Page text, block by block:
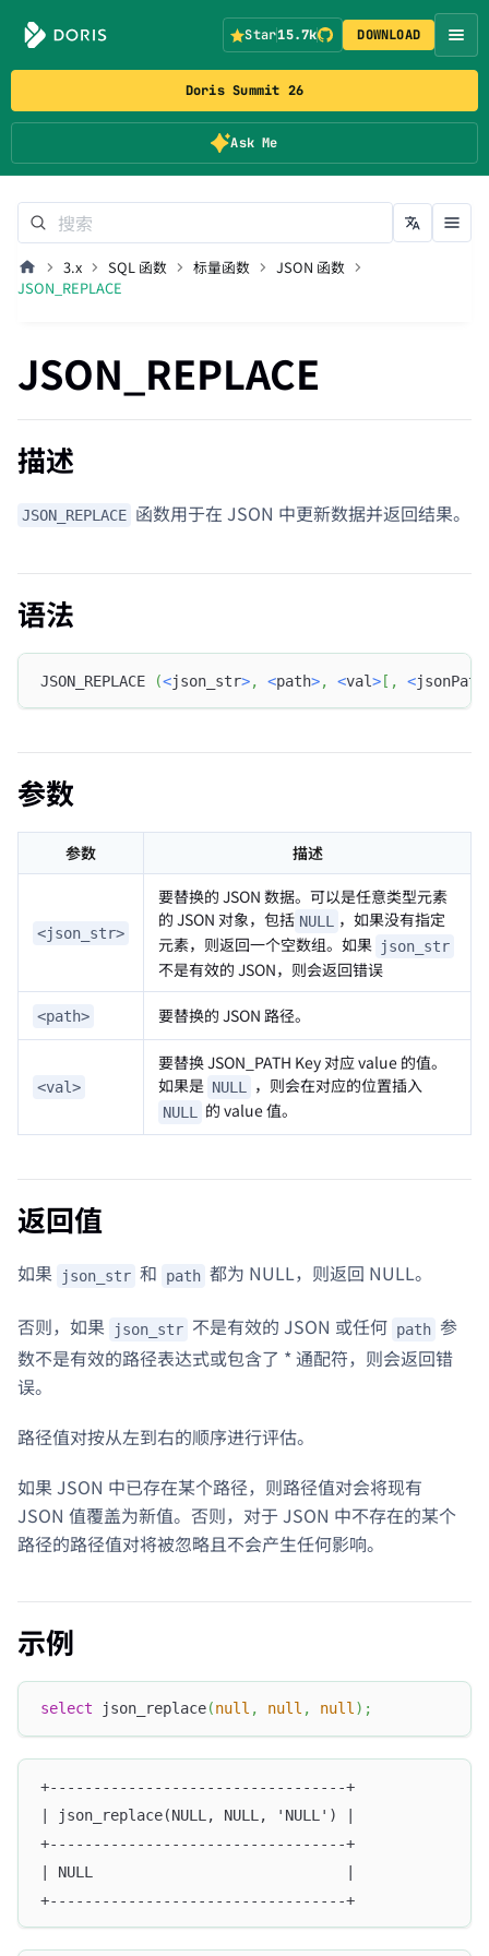
Doris Summit 26
Ask Me
Star15.7k DOWNLOAD
3.x SQL 函数 标量函数
JSON 函数
JSON_REPLACE
JSON_REPLACE
描述
JSON_REPLACE 函数用于在 JSON 中更新数据并返回结果。
语法
JSON_REPLACE (<json_str>, <path>, <val> [ , <jsonPath
参数
参数 描述
<json_str>
要替换的 JSON 数据。可以是任意类型元素
的 JSON 对象，包括 NULL
，如果没有指定
元素，则返回一个空数组。如果 json_str
不是有效的 JSON，则会返回错误
<path> 要替换的 JSON 路径。
<val>
要替换 JSON_PATH Key 对应 value 的值。
如果是 NULL ，则会在对应的位置插入
NULL 的 value 值。
返回值
如果 json_str 和 path 都为 NULL，则返回 NULL。
否则，如果 json_str 不是有效的 JSON 或任何 path 参
数不是有效的路径表达式或包含了 * 通配符，则会返回错
误。
路径值对按从左到右的顺序进行评估。
如果 JSON 中已存在某个路径，则路径值对会将现有
JSON 值覆盖为新值。否则，对于 JSON 中不存在的某个
路径的路径值对将被忽略且不会产生任何影响。
示例
select json_replace(null , null , null) ;
+----------------------------------+
| json_replace(NULL, NULL, 'NULL') |
+----------------------------------+
| NULL                             |
+----------------------------------+